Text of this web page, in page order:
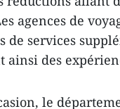
agences de
de services
ainsi des
le